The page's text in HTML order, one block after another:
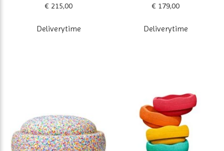
€ 215,00
Deliverytime
€ 179,00
Deliverytime